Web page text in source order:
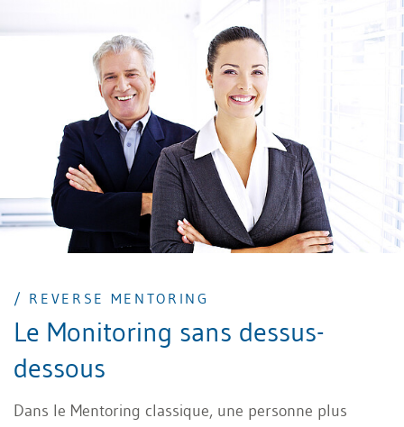
pratique professionnelle et dispensent avant tout les
connaissances spécialisées du domaine. Elles
développent les compétences techniques et de
gestion, immédiatement applicables sur le lieu de
travail. Les cursus associent des enseignements
théoriques et pratiques. Les formations à plein temps
comprennent aussi des stages sur le terrain.
/ REVERSE MENTORING
Le Monitoring sans dessus-
dessous
Dans le Mentoring classique, une personne plus